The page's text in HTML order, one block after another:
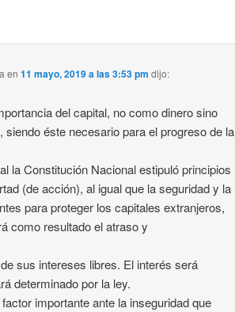
en11 mayo, 2019 a las 3:53 pm dijo:
del capital, no como dinero sino
éste necesario para el progreso de la
la Constitución Nacional estipuló principios
(de acción), al igual que la seguridad y la
para proteger los capitales extranjeros,
como resultado el atraso y
sus intereses libres. El interés será
determinado por la ley.
importante ante la inseguridad que